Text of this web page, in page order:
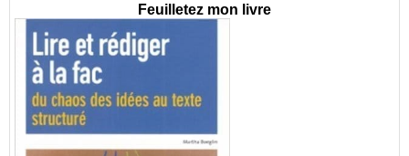
Feuilletez mon livre